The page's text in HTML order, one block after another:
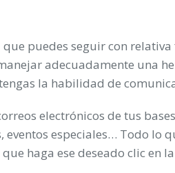
que puedes seguir con
adecuadamente una
la habilidad de
electrónicos de tus
especiales… Todo lo
haga ese deseado clic en